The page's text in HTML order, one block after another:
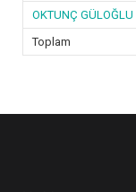
OKTUNÇ GÜLOĞLU
Toplam